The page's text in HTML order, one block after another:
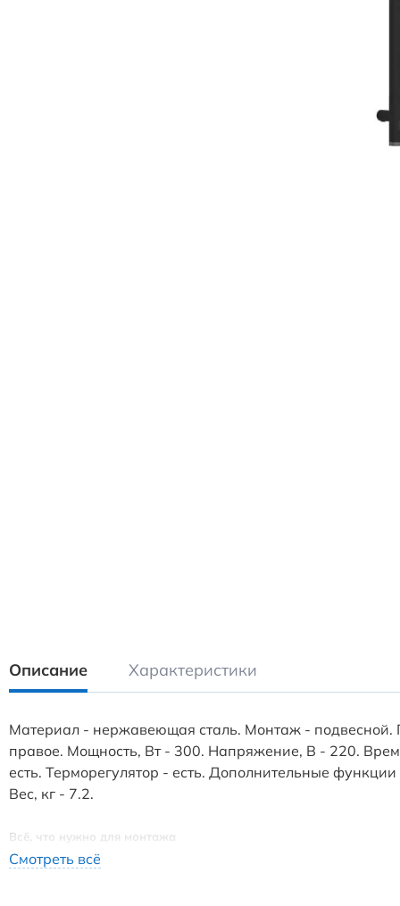
Описание Характеристики
Материал - нержавеющая сталь. Монтаж - подвесной.
правое. Мощность, Вт - 300. Напряжение, В - 220.
есть. Терморегулятор - есть. Дополнительные
Вес, кг - 7.2.
Всё, что нужно для монтажа
Блок управления с кабелем
Смотреть всё